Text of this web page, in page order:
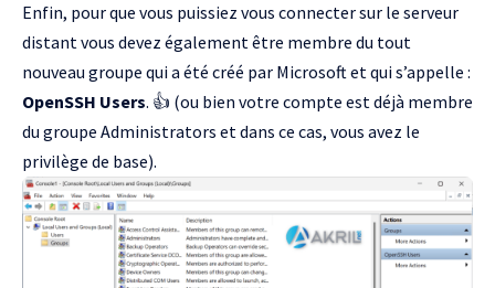
Enfin, pour que vous puissiez vous connecter sur le serveur
distant vous devez également être membre du tout
nouveau groupe qui a été créé par Microsoft et qui s’appelle :
OpenSSH Users. 👍 (ou bien votre compte est déjà membre
du groupe Administrators et dans ce cas, vous avez le
privilège de base).